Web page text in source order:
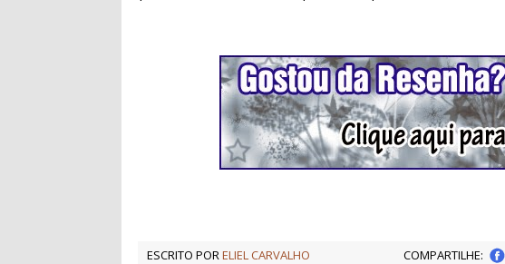
ESCRITO PORELIEL CARVALHO
COMPARTILHE: